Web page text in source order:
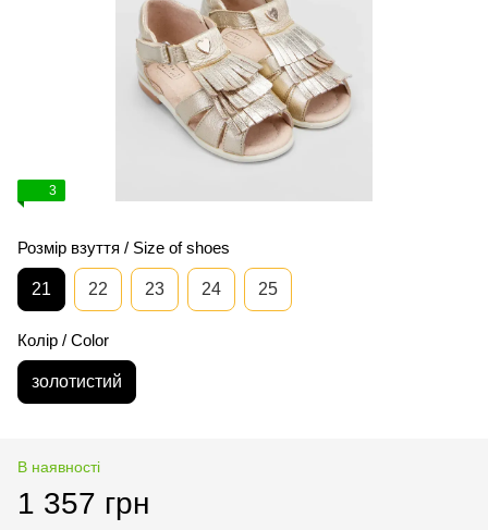
3
Розмір взуття / Size of shoes
21 22 23 24 25
Колір / Color
золотистий
В наявності
1 357 грн